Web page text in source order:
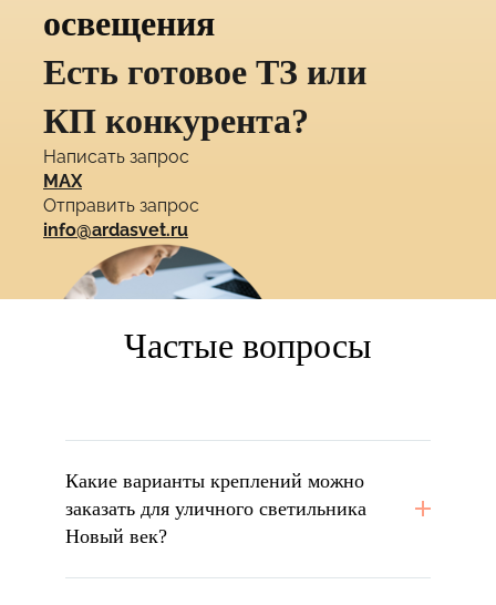
освещения
Есть готовое ТЗ или
КП конкурента?
Написать запрос
MAX
Отправить запрос
info@ardasvet.ru
Частые вопросы
Какие варианты креплений можно
заказать для уличного светильника
Новый век?